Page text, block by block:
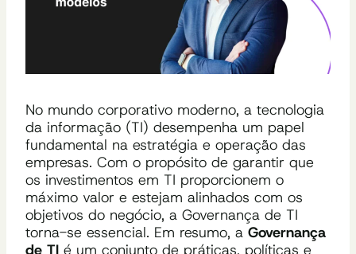
No mundo corporativo moderno, a tecnologia
da informação (TI) desempenha um papel
fundamental na estratégia e operação das
empresas. Com o propósito de garantir que
os investimentos em TI proporcionem o
máximo valor e estejam alinhados com os
objetivos do negócio, a Governança de TI
torna-se essencial. Em resumo, a Governança
de TI é um conjunto de práticas, políticas e